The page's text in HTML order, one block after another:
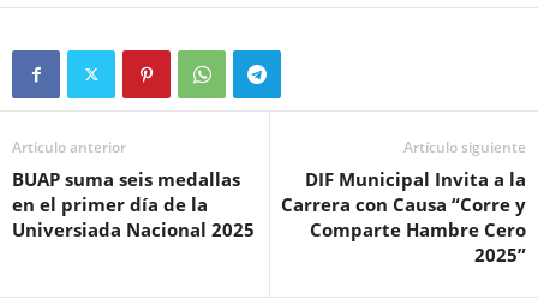
Artículo anterior
BUAP suma seis medallas
en el primer día de la
Universiada Nacional 2025
Artículo siguiente
DIF Municipal Invita a la
Carrera con Causa “Corre y
Comparte Hambre Cero
2025”